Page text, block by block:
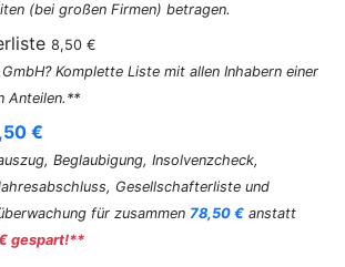
(bei großen Firmen) betragen.
8,50 €
Komplette Liste mit allen Inhabern einer
Anteilen.**
€
Beglaubigung, Insolvenzcheck,
Gesellschafterliste und
für zusammen 78,50 € anstatt
gespart!**